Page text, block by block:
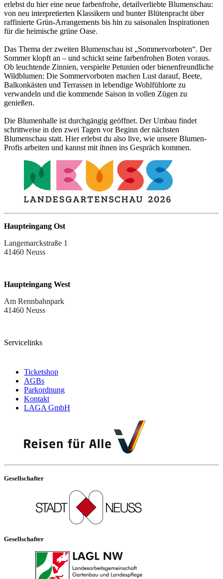
erlebst du hier eine neue farbenfrohe, detailverliebte Blumenschau:
von neu interpretierten Klassikern und bunter Blütenpracht über
raffinierte Grün-Arrangements bis hin zu saisonalen Inspirationen
für die heimische grüne Oase.
Das Thema der zweiten Blumenschau ist „Sommervorboten“. Der
Sommer klopft an – und schickt seine farbenfrohen Boten voraus.
Ob leuchtende Zinnien, verspielte Petunien oder bienenfreundliche
Wildblumen: Die Sommervorboten machen Lust darauf, Beete,
Balkonkästen und Terrassen in lebendige Wohlfühlorte zu
verwandeln und die kommende Saison in vollen Zügen zu
genießen.
Die Blumenhalle ist durchgängig geöffnet. Der Umbau findet
schrittweise in den zwei Tagen vor Beginn der nächsten
Blumenschau statt. Hier erlebst du also live, wie unsere Blumen-
Profis arbeiten und kannst mit ihnen ins Gespräch kommen.
Haupteingang Ost
Langemarckstraße 1
41460 Neuss
Haupteingang West
Am Rennbahnpark
41460 Neuss
Servicelinks
Ticketshop
AGBs
Parkordnung
Kontakt
LAGA GmbH
Gesellschafter
Gesellschafter